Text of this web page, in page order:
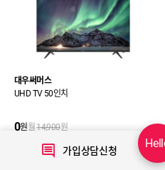
대우써머스
UHD TV 50인치
0원월14,900원
가입상담신청